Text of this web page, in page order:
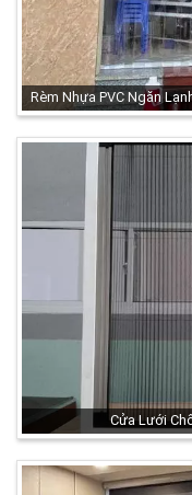
Rèm Nhựa PVC Ngăn
Cửa Lưới